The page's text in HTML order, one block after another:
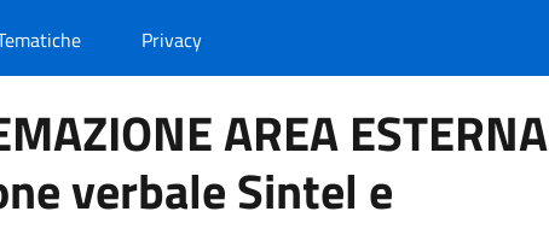
Privacy
AREA ESTERNA
verbale Sintel e